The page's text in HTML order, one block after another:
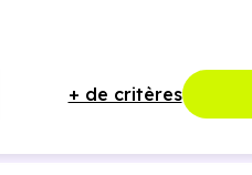
+ de critères